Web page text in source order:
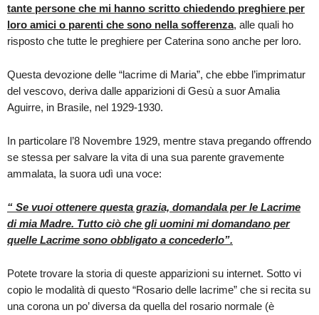
tante persone che mi hanno scritto chiedendo preghiere per
loro amici o parenti che sono nella sofferenza, alle quali ho
risposto che tutte le preghiere per Caterina sono anche per loro.
Questa devozione delle “lacrime di Maria”, che ebbe l’imprimatur
del vescovo, deriva dalle apparizioni di Gesù a suor Amalia
Aguirre, in Brasile, nel 1929-1930.
In particolare l’8 Novembre 1929, mentre stava pregando offrendo
se stessa per salvare la vita di una sua parente gravemente
ammalata, la suora udì una voce:
“ Se vuoi ottenere questa grazia, domandala per le Lacrime
di mia Madre. Tutto ciò che gli uomini mi domandano per
quelle Lacrime sono obbligato a concederlo”.
Potete trovare la storia di queste apparizioni su internet. Sotto vi
copio le modalità di questo “Rosario delle lacrime” che si recita su
una corona un po’ diversa da quella del rosario normale (è